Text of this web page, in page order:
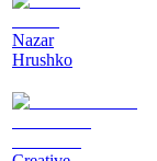
Nazar
Hrushko